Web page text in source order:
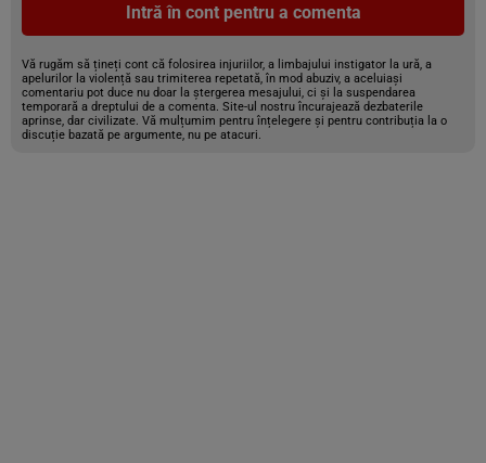
Intră în cont pentru a comenta
Vă rugăm să țineți cont că folosirea injuriilor, a limbajului instigator la ură, a
apelurilor la violență sau trimiterea repetată, în mod abuziv, a aceluiași
comentariu pot duce nu doar la ștergerea mesajului, ci și la suspendarea
temporară a dreptului de a comenta. Site-ul nostru încurajează dezbaterile
aprinse, dar civilizate. Vă mulțumim pentru înțelegere și pentru contribuția la o
discuție bazată pe argumente, nu pe atacuri.